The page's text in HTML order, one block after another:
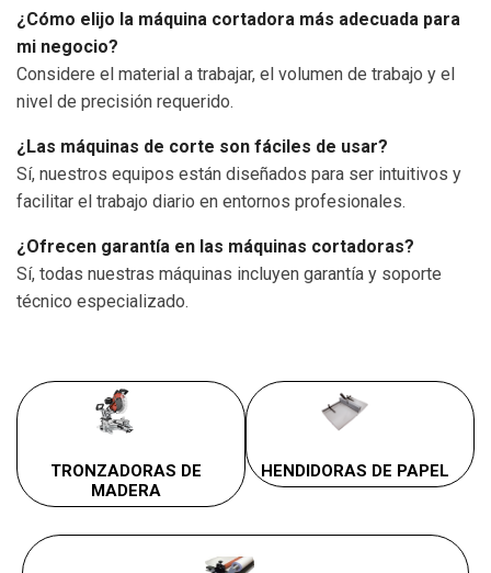
¿Cómo elijo la máquina cortadora más adecuada para
mi negocio?
Considere el material a trabajar, el volumen de trabajo y el
nivel de precisión requerido.
¿Las máquinas de corte son fáciles de usar?
Sí, nuestros equipos están diseñados para ser intuitivos y
facilitar el trabajo diario en entornos profesionales.
¿Ofrecen garantía en las máquinas cortadoras?
Sí, todas nuestras máquinas incluyen garantía y soporte
técnico especializado.
TRONZADORAS DE
MADERA
HENDIDORAS DE PAPEL